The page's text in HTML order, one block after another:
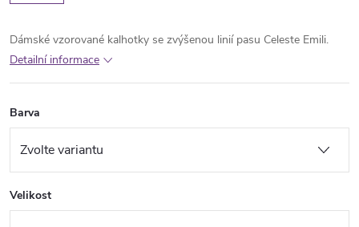
Dámské vzorované kalhotky se zvýšenou linií pasu Celeste Emili.
Detailní informace
Barva
Velikost